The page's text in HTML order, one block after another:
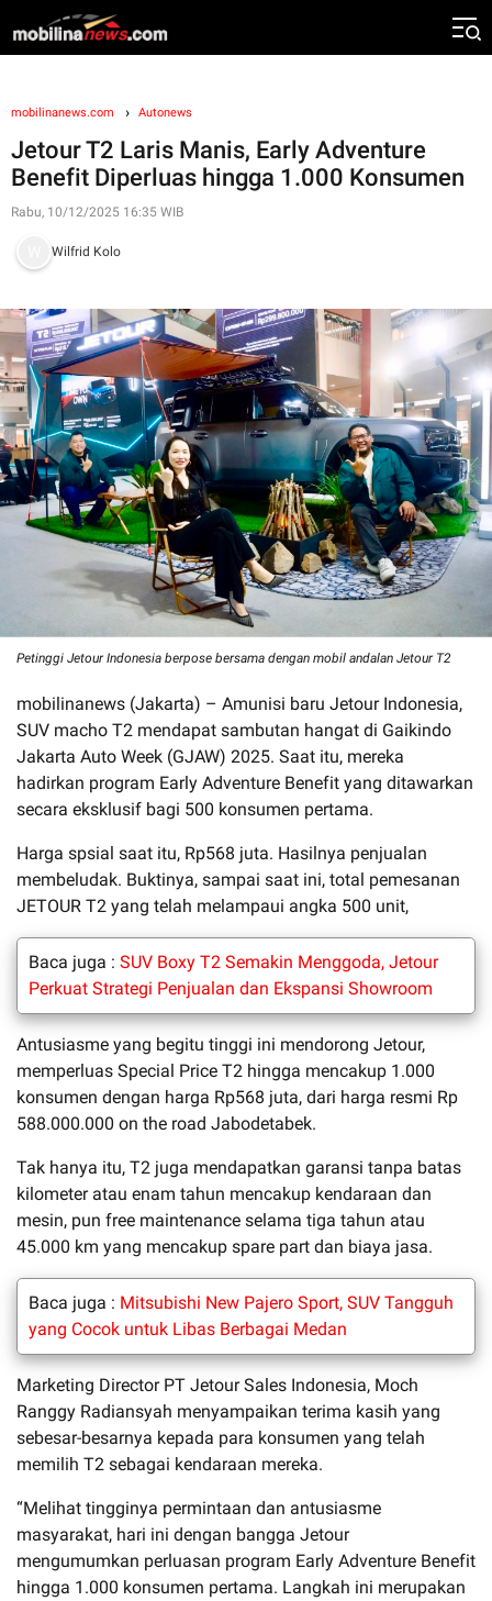
mobilinanews.com Autonews
Jetour T2 Laris Manis, Early Adventure
Benefit Diperluas hingga 1.000 Konsumen
Rabu, 10/12/2025 16:35 WIB
Wilfrid Kolo
Petinggi Jetour Indonesia berpose bersama dengan mobil andalan Jetour T2
mobilinanews (Jakarta) – Amunisi baru Jetour Indonesia,
SUV macho T2 mendapat sambutan hangat di Gaikindo
Jakarta Auto Week (GJAW) 2025. Saat itu, mereka
hadirkan program Early Adventure Benefit yang ditawarkan
secara eksklusif bagi 500 konsumen pertama.
Harga spsial saat itu, Rp568 juta. Hasilnya penjualan
membeludak. Buktinya, sampai saat ini, total pemesanan
JETOUR T2 yang telah melampaui angka 500 unit,
Baca juga : SUV Boxy T2 Semakin Menggoda, Jetour
Perkuat Strategi Penjualan dan Ekspansi Showroom
Antusiasme yang begitu tinggi ini mendorong Jetour,
memperluas Special Price T2 hingga mencakup 1.000
konsumen dengan harga Rp568 juta, dari harga resmi Rp
588.000.000 on the road Jabodetabek.
Tak hanya itu, T2 juga mendapatkan garansi tanpa batas
kilometer atau enam tahun mencakup kendaraan dan
mesin, pun free maintenance selama tiga tahun atau
45.000 km yang mencakup spare part dan biaya jasa.
Baca juga : Mitsubishi New Pajero Sport, SUV Tangguh
yang Cocok untuk Libas Berbagai Medan
Marketing Director PT Jetour Sales Indonesia, Moch
Ranggy Radiansyah menyampaikan terima kasih yang
sebesar-besarnya kepada para konsumen yang telah
memilih T2 sebagai kendaraan mereka.
“Melihat tingginya permintaan dan antusiasme
masyarakat, hari ini dengan bangga Jetour
mengumumkan perluasan program Early Adventure Benefit
hingga 1.000 konsumen pertama. Langkah ini merupakan